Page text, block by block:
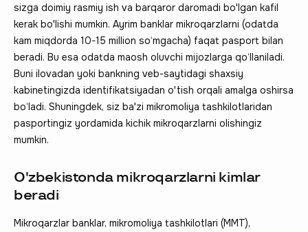
sizga doimiy rasmiy ish va barqaror daromadi bo'lgan kafil
kerak bo'lishi mumkin. Ayrim banklar mikroqarzlarni (odatda
kam miqdorda 10-15 million so‘mgacha) faqat pasport bilan
beradi. Bu esa odatda maosh oluvchi mijozlarga qo‘llaniladi.
Buni ilovadan yoki bankning veb-saytidagi shaxsiy
kabinetingizda identifikatsiyadan o'tish orqali amalga oshirsa
bo‘ladi. Shuningdek, siz ba'zi mikromoliya tashkilotlaridan
pasportingiz yordamida kichik mikroqarzlarni olishingiz
mumkin.
O'zbekistonda mikroqarzlarni kimlar
beradi
Mikroqarzlar banklar, mikromoliya tashkilotlari (MMT),